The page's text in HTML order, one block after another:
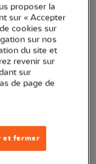
il faut
caoutchouc qui
en effet que
et en fibre
Ce
confé­rer aux
chocs et une
joints toriques
de durabilité :
proposer la
sur « Accepter
cookies sur
sur nos
du site et
revenir sur
sur
de page de
et fermer